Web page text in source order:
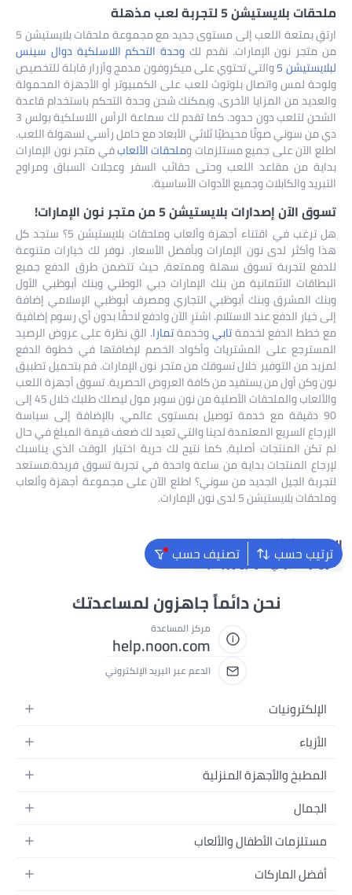
ملحقات بلايستيشن 5 لتجربة لعب مذهلة
ارتقِ بمتعة اللعب إلى مستوى جديد مع مجموعة ملحقات بلايستيشن 5
من متجر نون الإمارات. نقدم لك وحدة التحكم اللاسلكية دوال سينس
لبلايستيشن 5 والتي تحتوي على ميكروفون مدمج وأزرار قابلة للتخصيص
ولوحة لمس واتصال بلوتوث للعب على الكمبيوتر أو الأجهزة المحمولة
والعديد من المزايا الأخرى. ويمكنك شحن وحدة التحكم باستخدام قاعدة
الشحن لتلعب دون حدود. كما تقدم لك سماعة الرأس اللاسلكية بولس 3
دي من سوني صوتًا محيطيًا ثلاثي الأبعاد مع حامل رأسي لسهولة اللعب.
اطلع الآن على جميع مستلزمات وملحقات الألعابفي متجر نون الإمارات
بداية من مقاعد اللعب وحتى حقائب السفر وعجلات السباق ومراوح
التبريد والكابلات وجميع الأدوات الأساسية.
تسوق الآن إصدارات بلايستيشن 5 من متجر نون الإمارات!
هل ترغب في اقتناء أجهزة وألعاب وملحقات بلايستيشن 5؟ ستجد كل
هذا وأكثر لدى نون الإمارات وبأفضل الأسعار. نوفر لك خيارات متنوعة
للدفع لتجربة تسوق سهلة وممتعة، حيث تتضمن طرق الدفع جميع
البطاقات الائتمانية من بنك الإمارات دبي الوطني وبنك أبوظبي الأول
وبنك المشرق وبنك أبوظبي التجاري ومصرف أبوظبي الإسلامي إضافة
إلى خيار الدفع عند الاستلام. اشترِ الآن وادفع لاحقًا بدون أي رسوم إضافية
مع خطط الدفع لخدمةتابيوخدمةتمارا. القِ نظرة على عروض الرصيد
المسترجع على المشتريات وأكواد الخصم لإضافتها في خطوة الدفع
لمزيد من التوفير خلال تسوقك من متجر نون الإمارات. قم بتحميل تطبيق
نون وكن أول من يستفيد من كافة العروض الحصرية. تسوق أجهزة اللعب
والألعاب والملحقات الأصلية من نون سوبر مول ليصلك طلبك خلال 45 إلى
90 دقيقة مع خدمة توصيل بمستوى عالمي. بالإضافة إلى سياسة
الإرجاع السريع المعتمدة لدينا والتي تعيد لك ضعف قيمة المبلغ في حال
لم تكن المنتجات أصلية. كما نتيح لك حرية اختيار الوقت الذي يناسبك
لإرجاع المنتجات بداية من ساعة واحدة في تجربة تسوق فريدة.مستعد
لتجربة الجيل الجديد من سوني؟ اطلع الآن على مجموعة أجهزة وألعاب
وملحقات بلايستيشن 5 لدى نون الإمارات.
ترتيب حسب تصنيف حسب البحث الشائع
كول أوف ديوتي: مودرن وورفير 3
نحن دائماً جاهزون لمساعدتك
مركز المساعدة
help.noon.com
الدعم عبر البريد الإلكتروني
الإلكترونيات
الجوالات
اللابتوبات
الأجهزة المنزلية
التلفزيونات
السماعات
الأزياء
أزياء نسائية
أزياء البنات
أزياء الأولاد
المجوهرات
المطبخ والأجهزة المنزلية
الحمام
المطبخ والسفرة
أدوات وتحسين المنزل
الجمال
العطور
العناية بالشعر
مستلزمات الأطفال والألعاب
الحفاضات
أفضل الماركات